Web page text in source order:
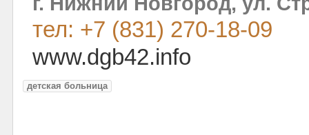
тел: +7 (831) 270-18-09
www.dgb42.info
детская больница